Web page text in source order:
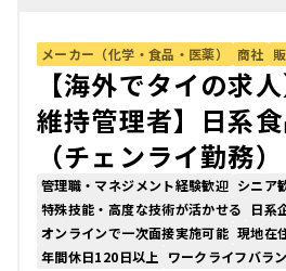
メーカー（化学・食品・医薬） 商社
【海外でタイの求
維持管理者】日系
（チェンライ勤務）
管理職・マネジメント経験歓迎 シニア
特殊技能・高度な技術が活かせる
日系
オンラインで一次面接実施可能 現地在
年間休日120日以上
ワークライフバラ